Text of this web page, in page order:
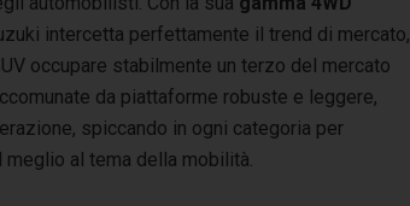
intercetta perfettamente il trend di mercato,
occupare stabilmente un terzo del mercato
da piattaforme robuste e leggere,
spiccando in ogni categoria per
al tema della mobilità.